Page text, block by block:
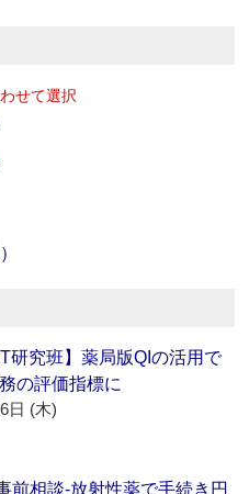
せて選択
研究班】薬局版QIの活用で
の評価指標に
日 (木)
前相談‐放射性薬で手続き円